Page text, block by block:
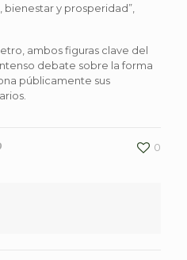
y prosperidad”,
ambos figuras clave del
debate sobre la forma
públicamente sus
0